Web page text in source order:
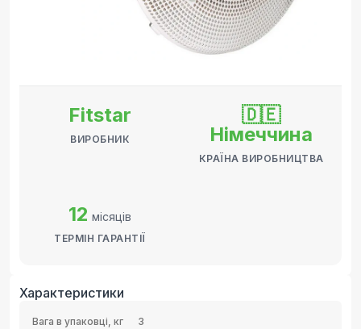
Fitstar
ВИРОБНИК
🇩🇪
Німеччина
КРАЇНА ВИРОБНИЦТВА
12 місяців
ТЕРМІН ГАРАНТІЇ
Характеристики
Вага в упаковці, кг 3